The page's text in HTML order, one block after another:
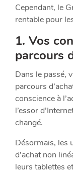
Cependant, le
rentable pour
1. Vos
parcours
Dans le passé,
parcours
conscience à
l’essor
changé.
Désormais, les
d’achat non
leurs tablettes